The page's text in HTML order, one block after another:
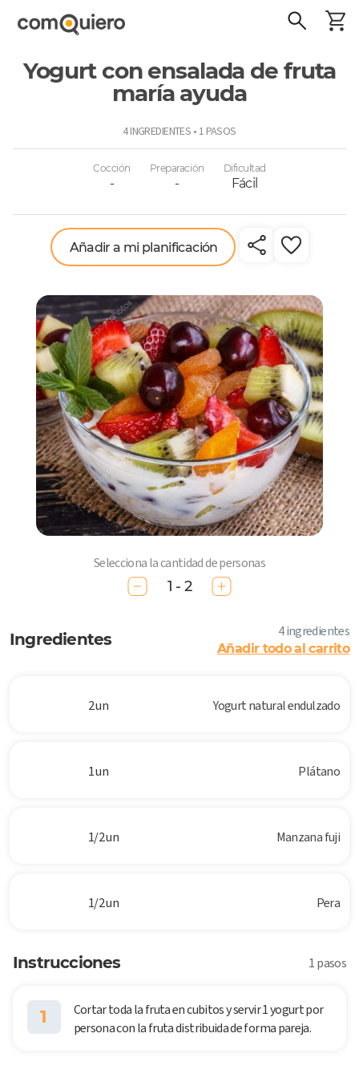
Yogurt con ensalada de fruta
maría ayuda
4 INGREDIENTES • 1 PASOS
Cocción
-
Preparación
-
Dificultad
Fácil
Añadir a mi planificación
Selecciona la cantidad de personas
1 - 2
Ingredientes 4 ingredientes
Añadir todo al carrito
2 un Yogurt natural endulzado
1 un Plátano
1/2 un Manzana fuji
1/2 un Pera
Instrucciones 1 pasos
1
Cortar toda la fruta en cubitos y servir 1 yogurt por
persona con la fruta distribuida de forma pareja.